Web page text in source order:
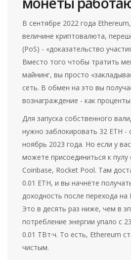
В сентябре 2022 года
величине криптовалюта,
(PoS) - «доказательство
Вместо того чтобы тратить
майнинг, вы просто
сеть. В обмен на это вы
вознаграждение - как
Для запуска собственного
нужно заблокировать 32 ETH -
ноябрь 2023 года. Но если у
можете присоединиться к пулу
Coinbase, Rocket Pool. Там
0.01 ETH, и вы начнёте
доходность после перехода на
Это в десять раз ниже, чем в
потребление энергии упало с
0.01 ТВт·ч. То есть, Ethereum
чистым.